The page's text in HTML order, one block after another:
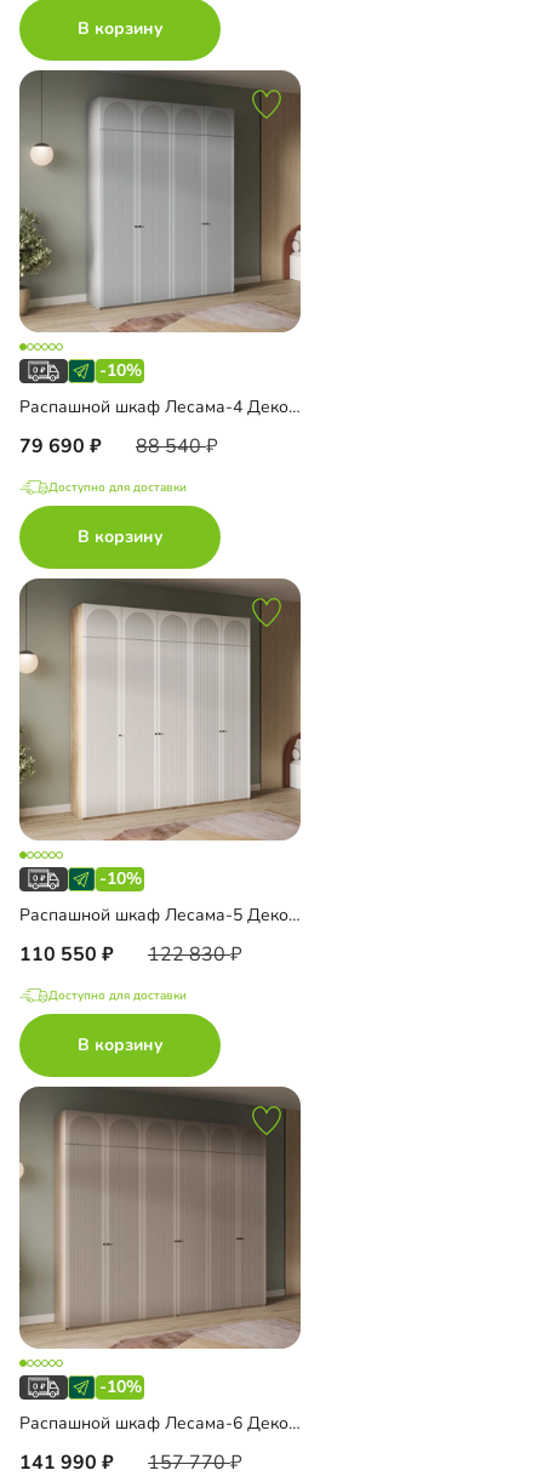
В корзину
-10%
Распашной шкаф Лесама-4 Декор 1 с антресолью
79 690 88 540
Доступно для доставки
В корзину
-10%
Распашной шкаф Лесама-5 Декор 1 с антресолью
110 550 122 830
Доступно для доставки
В корзину
-10%
Распашной шкаф Лесама-6 Декор 1 с антресолью
141 990 157 770